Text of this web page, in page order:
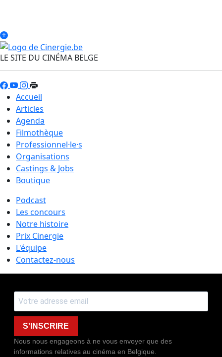
LE SITE DU CINÉMA BELGE
Accueil
Articles
Agenda
Filmothèque
Professionnel·le·s
Organisations
Castings & Jobs
Boutique
Podcast
Les concours
Notre histoire
Prix Cinergie
L'équipe
Contactez-nous
S'INSCRIRE
Nous nous engageons à ne vous envoyer que des
informations relatives au cinéma en Belgique.